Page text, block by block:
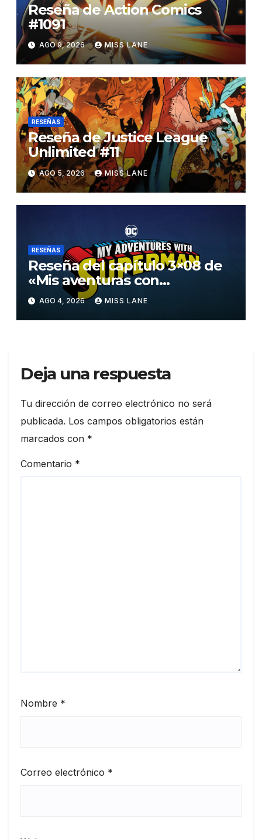
Reseña de Action Comics
#1091
AGO 9, 2026 MISS LANE
RESEÑAS
Reseña de Justice League
Unlimited #11
AGO 5, 2026 MISS LANE
RESEÑAS
Reseña del capítulo 3×08 de
«Mis aventuras con
Superman»
AGO 4, 2026 MISS LANE
Deja una respuesta
Tu dirección de correo electrónico no será
publicada. Los campos obligatorios están
marcados con *
Comentario *
Nombre *
Correo electrónico *